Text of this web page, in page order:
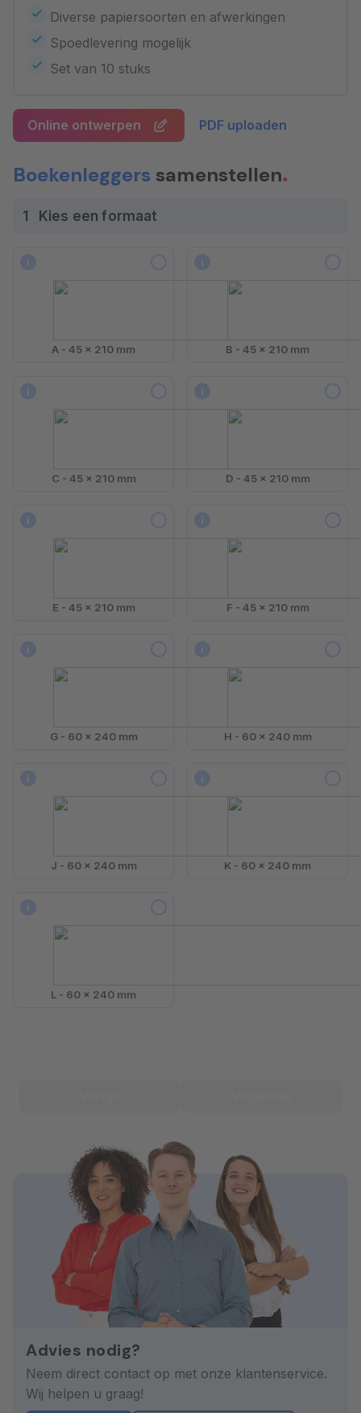
Diverse papiersoorten en afwerkingen
Spoedlevering mogelijk
Set van 10 stuks
Online ontwerpen PDF uploaden
Boekenleggers samenstellen
1 Kies een formaat
A - 45 x 210 mm B - 45 x 210 mm
C - 45 x 210 mm D - 45 x 210 mm
E - 45 x 210 mm F - 45 x 210 mm
G - 60 x 240 mm H - 60 x 240 mm
J - 60 x 240 mm K - 60 x 240 mm
L - 60 x 240 mm
Advies nodig?
Neem direct contact op met onze klantenservice.
Wij helpen u graag!